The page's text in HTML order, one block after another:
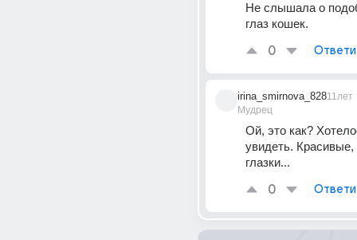
Не слышала о
глаз кошек.
0
irina_smirnova_828
Мудрец
11лет
Ой, это как?
увидеть. Красивые,
глазки...
0